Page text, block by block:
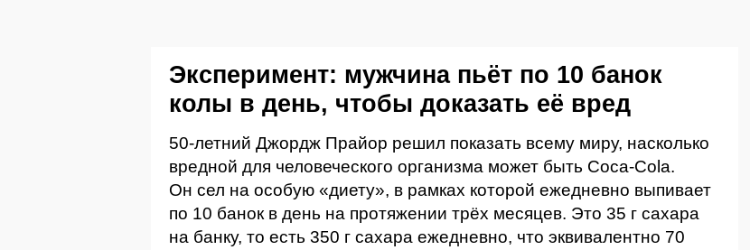
Эксперимент: мужчина пьёт по 10 банок
колы в день, чтобы доказать её вред
50-летний Джордж Прайор решил показать всему миру, насколько
вредной для человеческого организма может быть Coca-Cola.
Он сел на особую «диету», в рамках которой ежедневно выпивает
по 10 банок в день на протяжении трёх месяцев. Это 35 г сахара
на банку, то есть 350 г сахара ежедневно, что эквивалентно 70